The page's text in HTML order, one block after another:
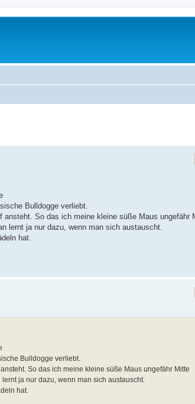
Bulldogge verliebt.
ansteht. So das ich meine kleine süße Maus ungefähr
lernt ja nur dazu, wenn man sich austauscht.
hat.
Bulldogge verliebt.
So das ich meine kleine süße Maus ungefähr Mitte
ja nur dazu, wenn man sich austauscht.
hat.